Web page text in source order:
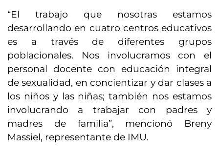
“El trabajo que nosotras estamos
desarrollando en cuatro centros educativos
es a través de diferentes grupos
poblacionales. Nos involucramos con el
personal docente con educación integral
de sexualidad, en concientizar y dar clases a
los niños y las niñas; también nos estamos
involucrando a trabajar con padres y
madres de familia”, mencionó Breny
Massiel, representante de IMU.